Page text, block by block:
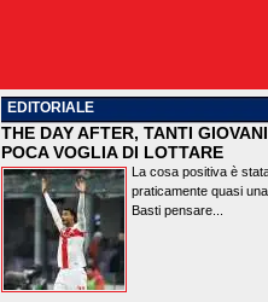
EDITORIALE
THE DAY AFTER, TANTI
POCA VOGLIA DI LOTTARE
La cosa positiva è
praticamente quasi
Basti pensare...